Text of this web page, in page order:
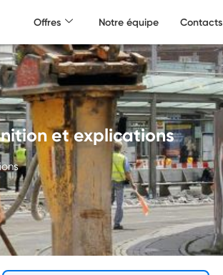
Offres Notre équipe Contacts
et explications